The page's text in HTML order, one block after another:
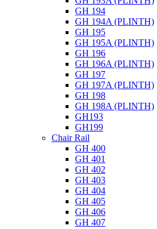
GH 194
GH 194A (PLINTH)
GH 195
GH 195A (PLINTH)
GH 196
GH 196A (PLINTH)
GH 197
GH 197A (PLINTH)
GH 198
GH 198A (PLINTH)
GH193
GH199
Chair Rail
GH 400
GH 401
GH 402
GH 403
GH 404
GH 405
GH 406
GH 407